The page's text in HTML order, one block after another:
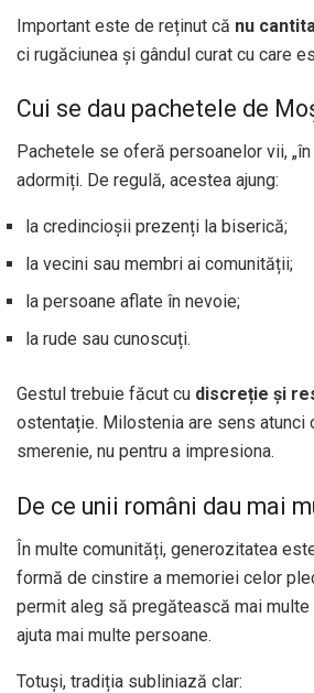
Important este de reținut că nu
ci rugăciunea și gândul curat cu care
Cui se dau pachetele de
Pachetele se oferă persoanelor vii,
adormiți. De regulă, acestea ajung:
la credincioșii prezenți la biserică;
la vecini sau membri ai comunității;
la persoane aflate în nevoie;
la rude sau cunoscuți.
Gestul trebuie făcut cu discreție și
ostentație. Milostenia are sens atunci
smerenie, nu pentru a impresiona.
De ce unii români dau mai
În multe comunități, generozitatea
formă de cinstire a memoriei celor
permit aleg să pregătească mai multe
ajuta mai multe persoane.
Totuși, tradiția subliniază clar: